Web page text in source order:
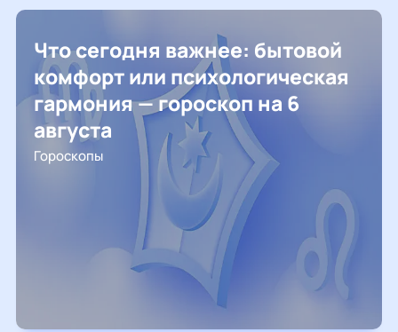
Что сегодня важнее: бытовой
комфорт или психологическая
гармония — гороскоп на 6
августа
Гороскопы